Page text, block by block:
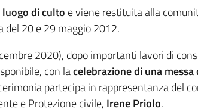
luogo di culto e viene restituita alla
del 20 e 29 maggio 2012.
2020), dopo importanti lavori di
con lacelebrazione di una
partecipa in rappresentanza del
e Protezione civile, Irene Priolo.